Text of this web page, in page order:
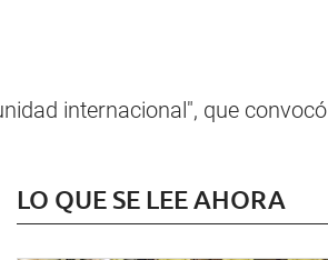
internacional", que convocó
LO QUE SE LEE AHORA